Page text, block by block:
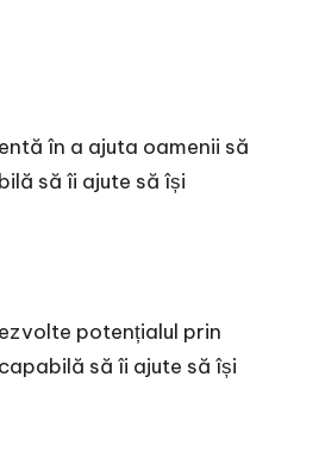
în a ajuta oamenii să
să îi ajute să își
potențialul prin
să îi ajute să își